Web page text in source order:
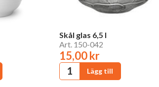
Skål glas 6,5 l
Art. 150-042
15,00 kr